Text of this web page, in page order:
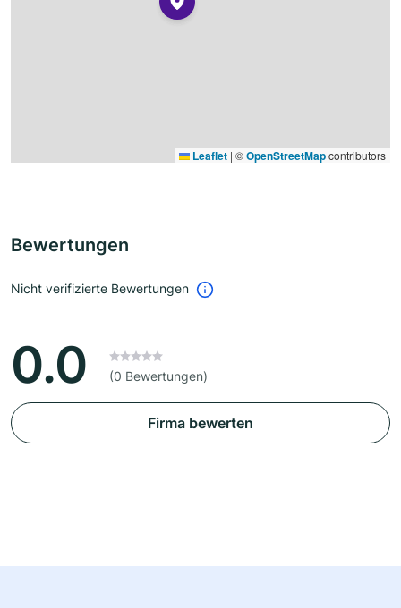
Leaflet | ©OpenStreetMapcontributors
Bewertungen
Nicht verifizierte Bewertungen
0.0 (0 Bewertungen)
Firma bewerten